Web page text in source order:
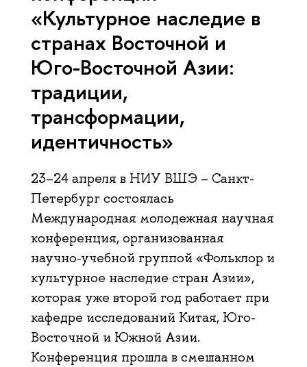
«Культурное наследие в
странах Восточной и
Юго-Восточной Азии:
традиции,
трансформации,
идентичность»
23–24 апреля в НИУ ВШЭ – Санкт-
Петербург состоялась
Международная молодежная научная
конференция, организованная
научно-учебной группой «Фольклор и
культурное наследие стран Азии»,
которая уже второй год работает при
кафедре исследований Китая, Юго-
Восточной и Южной Азии.
Конференция прошла в смешанном